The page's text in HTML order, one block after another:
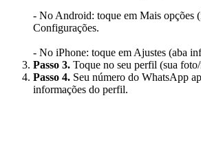
- No Android: toque em Mais opções
Configurações.
- No iPhone: toque em Ajustes (aba
Passo 3. Toque no seu perfil (sua
Passo 4. Seu número do WhatsApp
informações do perfil.